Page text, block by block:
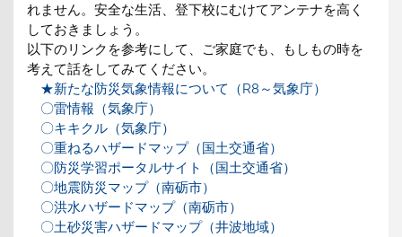
れません。安全な生活、登下校にむけてアンテナを高く
しておきましょう。
以下のリンクを参考にして、ご家庭でも、もしもの時を
考えて話をしてみてください。
★新たな防災気象情報について（R8～気象庁）
〇雷情報（気象庁）
〇キキクル（気象庁）
〇重ねるハザードマップ（国土交通省）
〇防災学習ポータルサイト（国土交通省）
〇地震防災マップ（南砺市）
〇洪水ハザードマップ（南砺市）
〇土砂災害ハザードマップ（井波地域）